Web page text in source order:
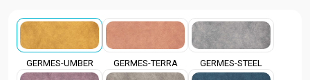
GERMES-UMBER GERMES-TERRA GERMES-STEEL